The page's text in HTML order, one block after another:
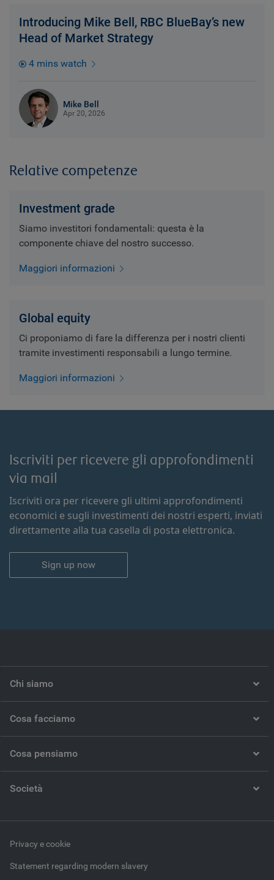
Introducing Mike Bell, RBC BlueBay’s new
Head of Market Strategy
4 mins watch
Mike Bell
Apr 20, 2026
Relative competenze
Investment grade
Siamo investitori fondamentali: questa è la
componente chiave del nostro successo.
Maggiori informazioni
Global equity
Ci proponiamo di fare la differenza per i nostri clienti
tramite investimenti responsabili a lungo termine.
Maggiori informazioni
Iscriviti per ricevere gli approfondimenti
via mail
Iscriviti ora per ricevere gli ultimi approfondimenti
economici e sugli investimenti dei nostri esperti, inviati
direttamente alla tua casella di posta elettronica.
Sign up now
Chi siamo
Cosa facciamo
Cosa pensiamo
Società
Privacy e cookie
Statement regarding modern slavery